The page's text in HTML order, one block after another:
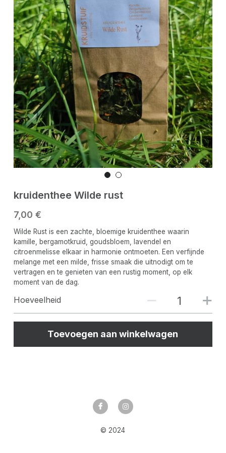
kruidenthee Wilde rust
7,00 €
Wilde Rust is een zachte, bloemige kruidenthee waarin
kamille, bergamotkruid, goudsbloem, lavendel en
citroenmelisse elkaar in harmonie ontmoeten. Een verfijnde
melange met een milde, frisse smaak die uitnodigt om te
vertragen en te genieten van een rustig moment, op elk
moment van de dag.
Hoeveelheid
Toevoegen aan winkelwagen
© 2024